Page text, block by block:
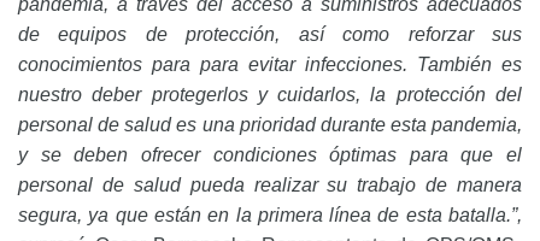
de equipos de protección, así como reforzar sus
conocimientos para para evitar infecciones. También es
nuestro deber protegerlos y cuidarlos, la protección del
personal de salud es una prioridad durante esta pandemia,
y se deben ofrecer condiciones óptimas para que el
personal de salud pueda realizar su trabajo de manera
segura, ya que están en la primera línea de esta batalla.”,